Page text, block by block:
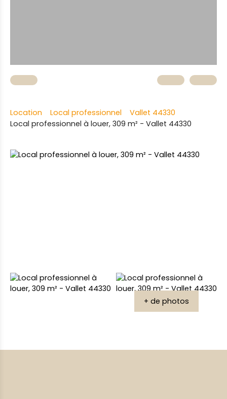
Location Local professionnel
Vallet 44330
Local professionnel à louer, 309 m² - Vallet 44330
+ de photos